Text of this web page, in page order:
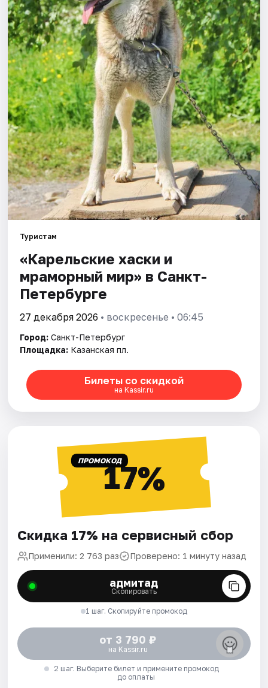
Города
Площадки
Артисты
Рейтинги
Туристам
«Карельские хаски и
мраморный мир» в Санкт-
Петербурге
27 декабря 2026 • воскресенье • 06:45
Город: Санкт-Петербург
Площадка: Казанская пл.
Билеты со скидкой
на Kassir.ru
ПРОМОКОД17%
Скидка 17% на сервисный сбор
Применили: 2 763 раз Проверено: 1 минуту назад
адмитад
Скопировать
1 шаг. Скопируйте промокод
от 3 790 ₽
на Kassir.ru
2 шаг. Выберите билет и примените промокод
до оплаты